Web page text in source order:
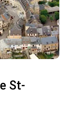
St-